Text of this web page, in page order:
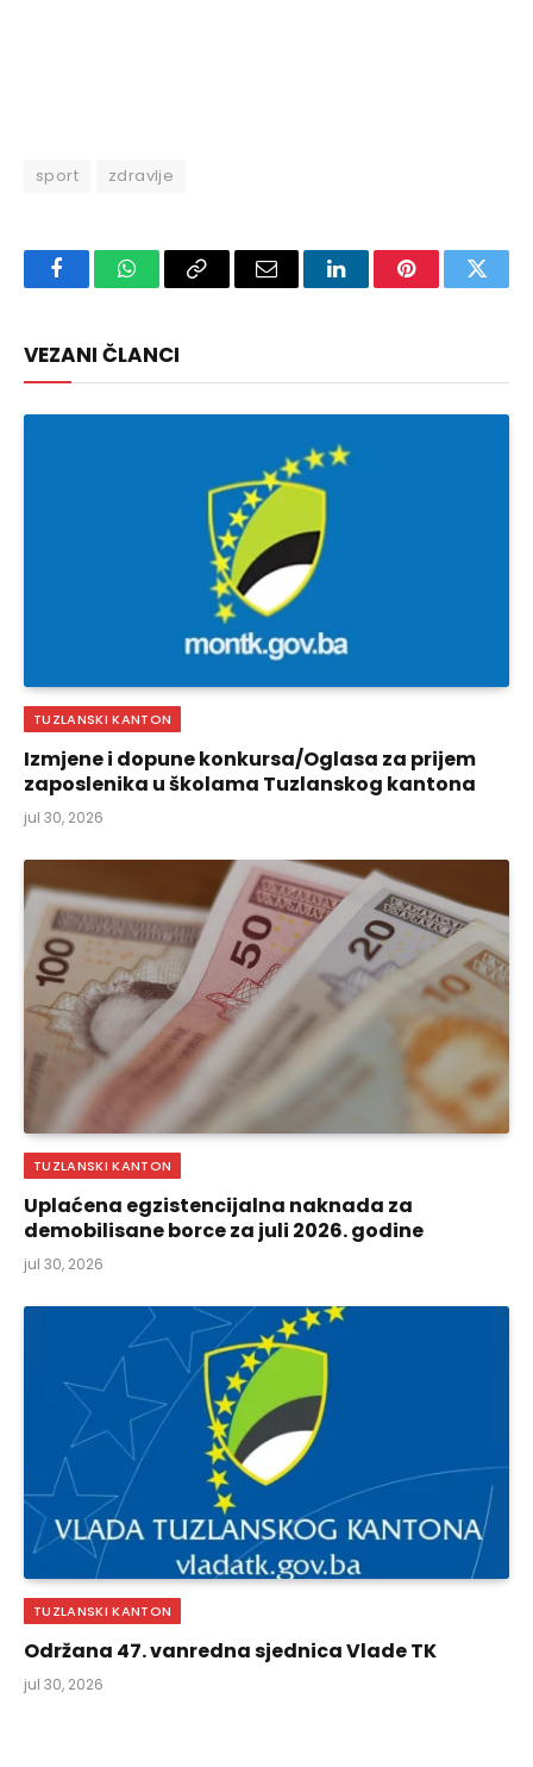
sport zdravlje
FacebookWhatsAppCopy
Email LinkedInPinterest
VEZANI ČLANCI
TUZLANSKI KANTON
Izmjene i dopune konkursa/Oglasa za prijem
zaposlenika u školama Tuzlanskog kantona
jul 30, 2026
TUZLANSKI KANTON
Uplaćena egzistencijalna naknada za
demobilisane borce za juli 2026. godine
jul 30, 2026
TUZLANSKI KANTON
Održana 47. vanredna sjednica Vlade TK
jul 30, 2026